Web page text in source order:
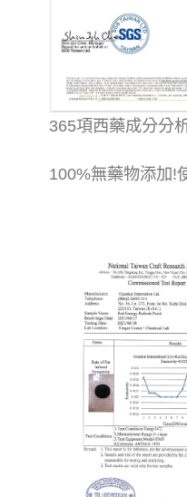
365項西藥成分分
100%無藥物添加!